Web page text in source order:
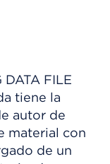
FILE
tiene la
autor de
material con
de un